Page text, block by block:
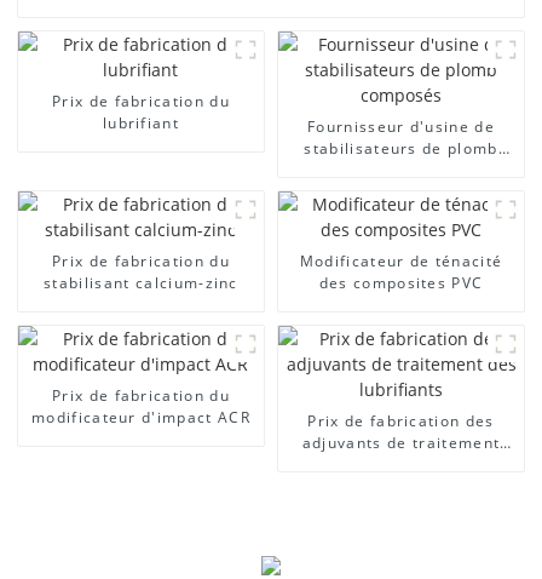
Prix ​​de fabrication du
lubrifiant
Fournisseur d'usine de
stabilisateurs de plomb
Prix ​​de fabrication du
stabilisant calcium-zinc
Modificateur de ténacité
des composites PVC
Prix ​​de fabrication du
modificateur d'impact ACR
Prix ​​de fabrication des
adjuvants de traitement